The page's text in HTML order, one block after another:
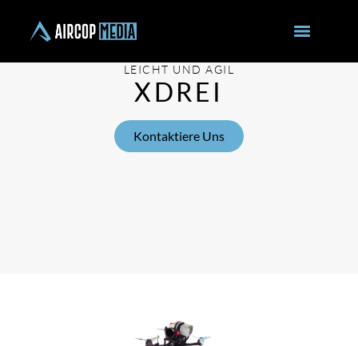
LEICHT UND AGIL
XDREI
Kontaktiere Uns